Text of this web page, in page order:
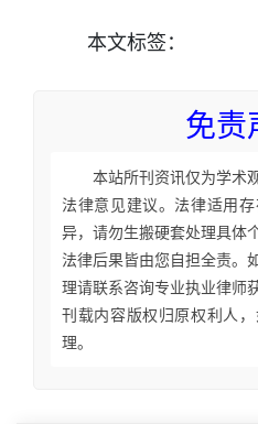
本文标签：
免责
本站所刊资讯仅为学术
法律意见建议。法律适用
异，请勿生搬硬套处理具体
法律后果皆由您自担全责。
理请联系咨询专业执业律师
刊载内容版权归原权利人
理。